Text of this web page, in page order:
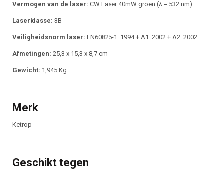
Vermogen van de laser: CW Laser 40mW groen (λ = 532 nm)
Laserklasse: 3B
Veiligheidsnorm laser: EN60825-1 :1994 + A1 :2002 + A2 :2002
Afmetingen: 25,3 x 15,3 x 8,7 cm
Gewicht: 1,945 Kg
Merk
Ketrop
Geschikt tegen